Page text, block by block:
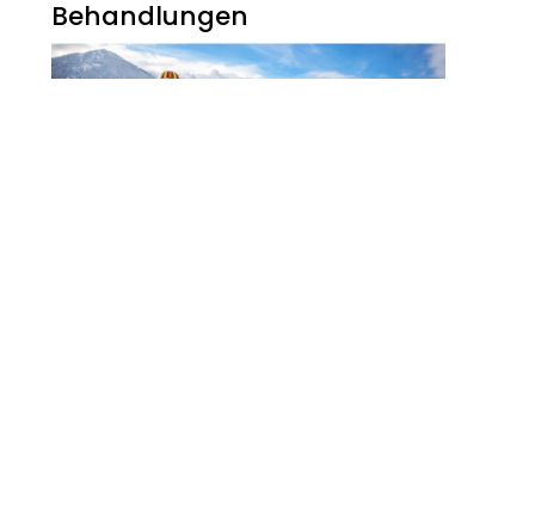
Noch Erfolg? 5
Strategien Für
Kosmetikerinnen Im
Behandlungen